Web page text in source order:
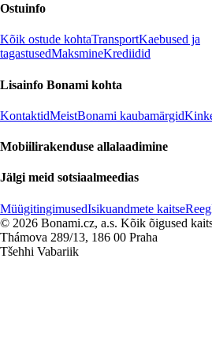
Ostuinfo
Kõik ostude kohtaTransportKaebused ja
tagastusedMaksmineKrediidid
Lisainfo Bonami kohta
KontaktidMeistBonami kaubamärgid
Mobiilirakenduse allalaadimine
Jälgi meid sotsiaalmeedias
MüügitingimusedIsikuandmete kaitse
© 2026 Bonami.cz, a.s. Kõik õigused
Thámova 289/13, 186 00 Praha
Tšehhi Vabariik